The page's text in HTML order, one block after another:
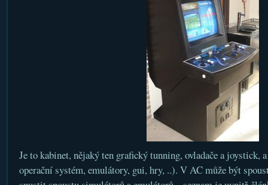
Je to kabinet, nějaký ten grafický tunning, ovladače a joystick,
operační systém, emulátory, gui, hry, ..). V AC může být